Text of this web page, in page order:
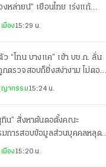
งหล่ายน์” เยือนไทย เร่งแก้
าน้ำ-อากาศข้ามแดน
มือง15:29 น.
ว “โทน บางแค” เข้า บช.ก. ลั่น
กตรวจสอบก็ยิ่งสง่างาม ไม่ตอบ
ญากรรม15:24 น.
ทิน” สั่งหาต้นตอตั้งคณะ
มการสอบข้อมูลส่วนบุคคลหลุด
ควรเกิดขึ้น
มือง15:20 น.